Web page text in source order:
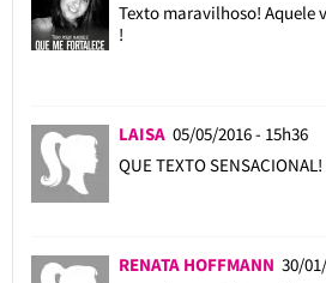
Texto maravilhoso! Aquele
!
LAISA 05/05/2016 - 15h36
QUE TEXTO SENSACIONAL!
RENATA HOFFMANN 30/